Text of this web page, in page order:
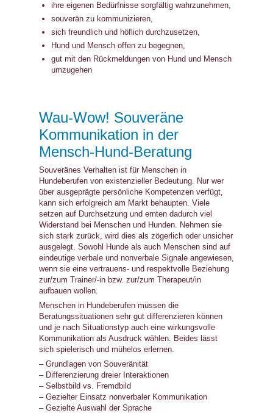
ihre eigenen Bedürfnisse sorgfältig wahrzunehmen,
souverän zu kommunizieren,
sich freundlich und höflich durchzusetzen,
Hund und Mensch offen zu begegnen,
gut mit den Rückmeldungen von Hund und Mensch
umzugehen
Wau-Wow! Souveräne
Kommunikation in der
Mensch-Hund-Beratung
Souveränes Verhalten ist für Menschen in
Hundeberufen von existenzieller Bedeutung. Nur wer
über ausgeprägte persönliche Kompetenzen verfügt,
kann sich erfolgreich am Markt behaupten. Viele
setzen auf Durchsetzung und ernten dadurch viel
Widerstand bei Menschen und Hunden. Nehmen sie
sich stark zurück, wird dies als zögerlich oder unsicher
ausgelegt. Sowohl Hunde als auch Menschen sind auf
eindeutige verbale und nonverbale Signale angewiesen,
wenn sie eine vertrauens- und respektvolle Beziehung
zur/zum Trainer/-in bzw. zur/zum Therapeut/in
aufbauen wollen.
Menschen in Hundeberufen müssen die
Beratungssituationen sehr gut differenzieren können
und je nach Situationstyp auch eine wirkungsvolle
Kommunikation als Ausdruck wählen. Beides lässt
sich spielerisch und mühelos erlernen.
– Grundlagen von Souveränität
– Differenzierung dreier Interaktionen
– Selbstbild vs. Fremdbild
– Gezielter Einsatz nonverbaler Kommunikation
– Gezielte Auswahl der Sprache